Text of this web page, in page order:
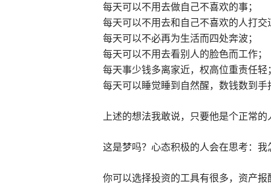
每天可以不用去做自己不喜欢的事；
每天可以不用去和自己不喜欢的人打交
每天可以不必再为生活而四处奔波；
每天可以不用去看别人的脸色而工作；
每天事少钱多离家近，权高位重责任轻
每天可以睡觉睡到自然醒，数钱数到
上述的想法我敢说，只要他是个正常
这是梦吗？心态积极的人会在思考：我
你可以选择投资的工具有很多，资产